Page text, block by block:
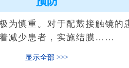
重。对于配戴接触镜的
减少患者，实施结膜……
显示全部